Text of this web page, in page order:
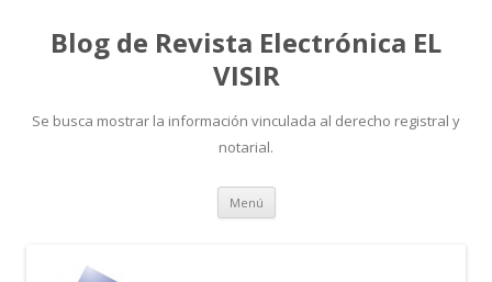
Blog de Revista Electrónica EL
VISIR
Se busca mostrar la información vinculada al derecho registral y
notarial.
Menú Ir
contenido